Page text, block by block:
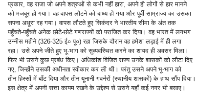
प्रकार, वह राजा जो अपने शत्रुओं से कभी नहीं हारा, अपने ही लोगों से हार मानने
को मजबूर हो गया। वह वापस लौटने को बाध्य हो गया और पूर्वी साम्राज्य का उसका
सपना अधूरा रह गया। वापस लौटते हुए सिकंदर ने भारतीय सीमा के अंत तक
पहुँचते-पहुँचते अनेक छोटे-छोटे गणराज्यों को पराजित कर दिया। वह भारत में लगभग
उन्नीस महीने (326-325 ई० पू०) रहा जिसके दौरान वह हमेशा लड़ाई में ही लगा
रहा। उसे अपने जीते हुए भू-भाग को सुव्यवस्थित करने का शायद ही अवसर मिला।
फिर भी उसने कुछ प्रबंध किए। अधिकांश विजित राज्य उनके शासकों को लौटा दिए
गए, जिन्होंने उसकी अधीनता स्वीकार कर ली थी। परंतु उसने अपने भू-भाग को
तीन हिस्सों में बाँट दिया और तीन यूनानी गवर्नरों (स्थानीय शासकों) के हाथ सौंप दिया।
इस क्षेत्र में अपनी सत्ता कायम रखने के उद्देश्य से उसने यहाँ कई नगर भी बसाए।